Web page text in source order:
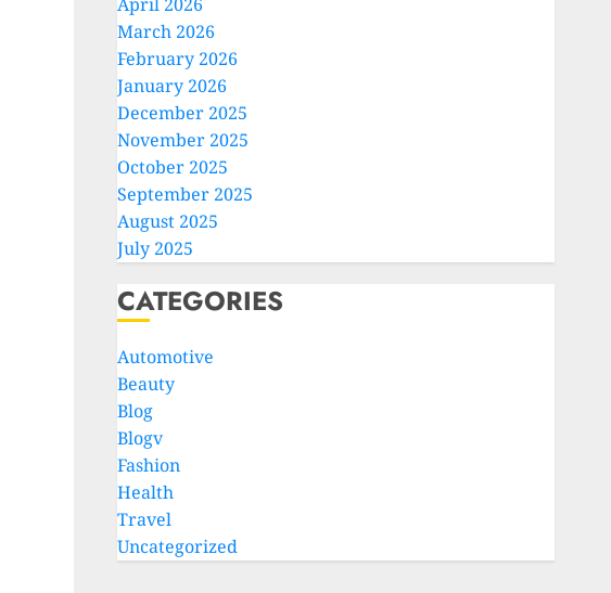
March 2026
February 2026
January 2026
December 2025
November 2025
October 2025
September 2025
August 2025
July 2025
CATEGORIES
Automotive
Beauty
Blog
Blogv
Fashion
Health
Travel
Uncategorized